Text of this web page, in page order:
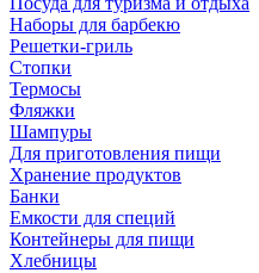
Наборы для барбекю
Решетки-гриль
Стопки
Термосы
Фляжки
Шампуры
Для приготовления пищи
Хранение продуктов
Банки
Емкости для специй
Контейнеры для пищи
Хлебницы